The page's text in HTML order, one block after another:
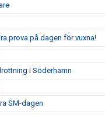
prova på dagen för vuxna!
i Söderhamn
SM-dagen